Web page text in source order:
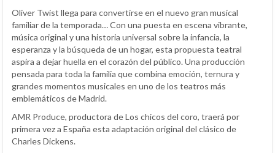
Oliver Twist llega para convertirse en el nuevo gran musical
familiar de la temporada… Con una puesta en escena vibrante,
música original y una historia universal sobre la infancia, la
esperanza y la búsqueda de un hogar, esta propuesta teatral
aspira a dejar huella en el corazón del público. Una producción
pensada para toda la familia que combina emoción, ternura y
grandes momentos musicales en uno de los teatros más
emblemáticos de Madrid.
AMR Produce, productora de Los chicos del coro, traerá por
primera vez a España esta adaptación original del clásico de
Charles Dickens.